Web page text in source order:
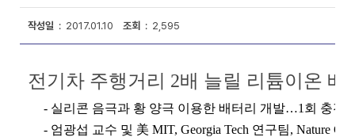
작성일 : 2017.01.10 조회 : 2,595
전기차 주행거리 2배 늘릴 리튬이온 배
- 실리콘 음극과 황 양극 이용한 배터리 개발…1회 충전
- 엄광섭 교수 및 美 MIT, Georgia Tech 연구팀, Nature